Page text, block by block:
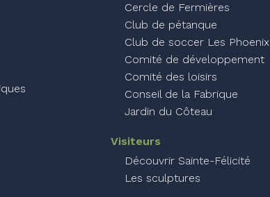
Cercle de Fermières
Club de pétanque
Club de soccer Les Phoenix
Comité de développement
Comité des loisirs
Conseil de la Fabrique
Jardin du Côteau
Visiteurs
Découvrir Sainte-Félicité
Les sculptures